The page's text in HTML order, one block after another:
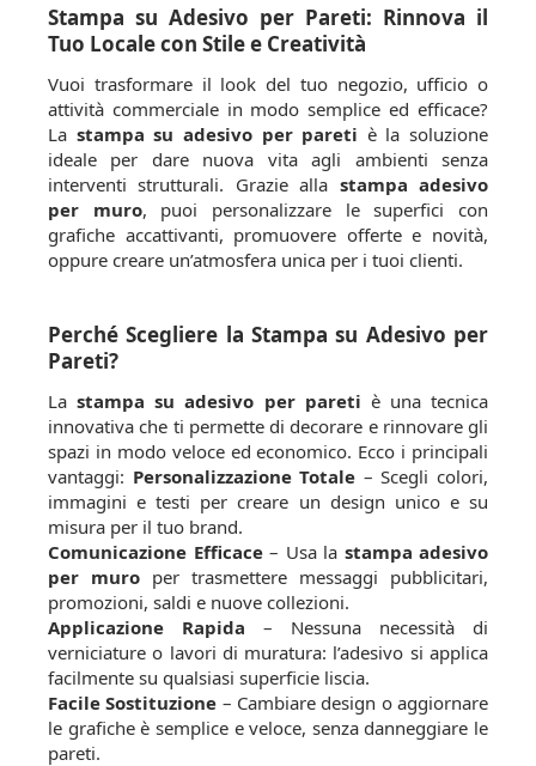
Stampa su Adesivo per Pareti: Rinnova il
Tuo Locale con Stile e Creatività
Vuoi trasformare il look del tuo negozio, ufficio o
attività commerciale in modo semplice ed efficace?
La stampa su adesivo per pareti è la soluzione
ideale per dare nuova vita agli ambienti senza
interventi strutturali. Grazie alla stampa adesivo
per muro, puoi personalizzare le superfici con
grafiche accattivanti, promuovere offerte e novità,
oppure creare un’atmosfera unica per i tuoi clienti.
Perché Scegliere la Stampa su Adesivo per
Pareti?
Lastampa su adesivo per pareti è una tecnica
innovativa che ti permette di decorare e rinnovare gli
spazi in modo veloce ed economico. Ecco i principali
vantaggi: Personalizzazione Totale – Scegli colori,
immagini e testi per creare un design unico e su
misura per il tuo brand.
Comunicazione Efficace– Usa la stampa adesivo
per muro per trasmettere messaggi pubblicitari,
promozioni, saldi e nuove collezioni.
Applicazione Rapida – Nessuna necessità di
verniciature o lavori di muratura: l’adesivo si applica
facilmente su qualsiasi superficie liscia.
Facile Sostituzione – Cambiare design o aggiornare
le grafiche è semplice e veloce, senza danneggiare le
pareti.